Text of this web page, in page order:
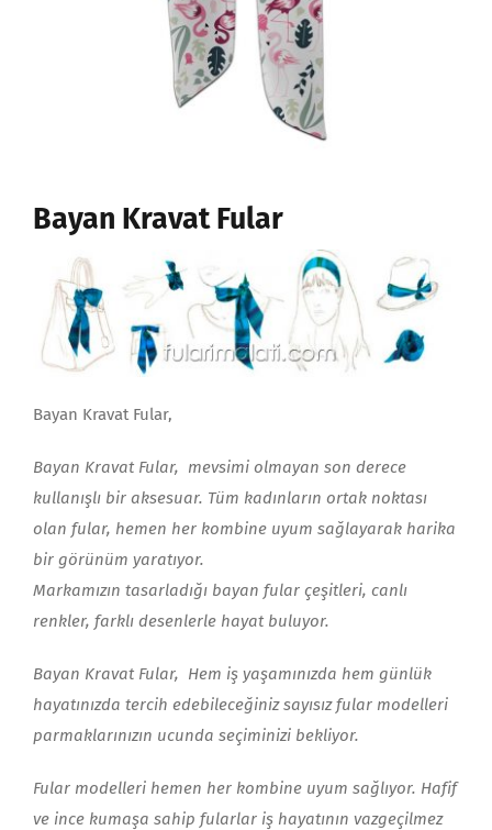
Bayan Kravat Fular
Bayan Kravat Fular,
Bayan Kravat Fular, mevsimi olmayan son derece
kullanışlı bir aksesuar. Tüm kadınların ortak noktası
olan fular, hemen her kombine uyum sağlayarak harika
bir görünüm yaratıyor.
Markamızın tasarladığı bayan fular çeşitleri, canlı
renkler, farklı desenlerle hayat buluyor.
Bayan Kravat Fular, Hem iş yaşamınızda hem günlük
hayatınızda tercih edebileceğiniz sayısız fular modelleri
parmaklarınızın ucunda seçiminizi bekliyor.
Fular modelleri hemen her kombine uyum sağlıyor. Hafif
ve ince kumaşa sahip fularlar iş hayatının vazgeçilmez